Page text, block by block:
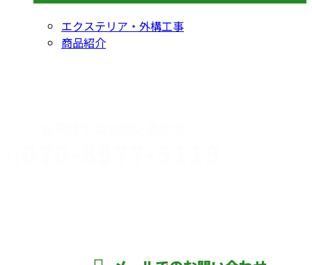
エクステリア・外構工事
商品紹介